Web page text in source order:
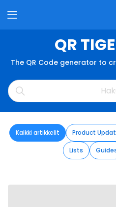
QR
The QR Code generator to
Kaikki artikkelit Product
Lists